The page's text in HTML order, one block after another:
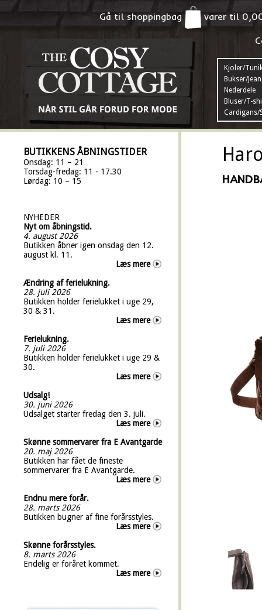
Gå til shoppingbag varer til
Kjoler/
Bukser/
Nederdele
Bluser/T-
Cardigans/
BUTIKKENS ÅBNINGSTIDER
Onsdag: 11 – 21
Torsdag-fredag: 11 - 17.30
Lørdag: 10 – 15
NYHEDER
Nyt om åbningstid.
4. august 2026
Butikken åbner igen onsdag den 12.
august kl. 11.
Læs mere
Ændring af ferielukning.
28. juli 2026
Butikken holder ferielukket i uge 29,
30 & 31.
Læs mere
Ferielukning.
7. juli 2026
Butikken holder ferielukket i uge 29 &
30.
Læs mere
Udsalg!
30. juni 2026
Udsalget starter fredag den 3. juli.
Læs mere
Skønne sommervarer fra E Avantgarde
20. maj 2026
Butikken har fået de fineste
sommervarer fra E Avantgarde.
Læs mere
Endnu mere forår.
28. marts 2026
Butikken bugner af fine forårsstyles.
Læs mere
Skønne forårsstyles.
8. marts 2026
Endelig er foråret kommet.
Læs mere